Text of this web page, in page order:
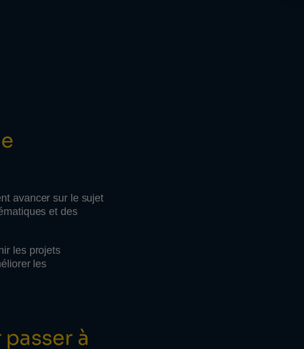
avancer sur le sujet
et des
les projets
les
à